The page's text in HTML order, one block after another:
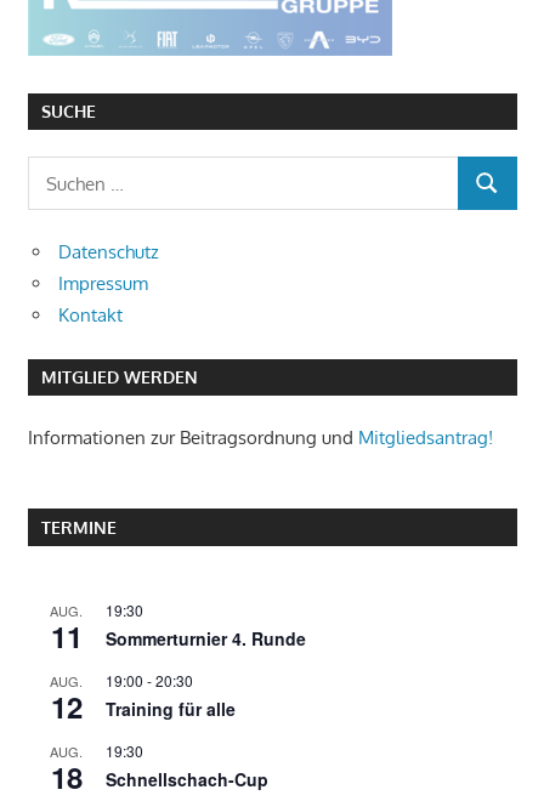
SUCHE
SUCHEN
Datenschutz
Impressum
Kontakt
MITGLIED WERDEN
Informationen zur Beitragsordnung und Mitgliedsantrag!
TERMINE
AUG.
11
19:30
Sommerturnier 4. Runde
AUG.
12
19:00 -20:30
Training für alle
AUG.
18
19:30
Schnellschach-Cup